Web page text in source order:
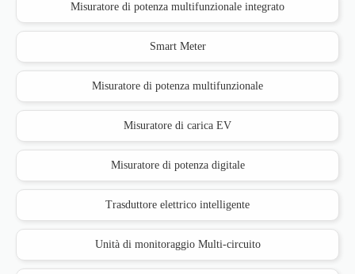
Misuratore di potenza multifunzionale integrato
Smart Meter
Misuratore di potenza multifunzionale
Misuratore di carica EV
Misuratore di potenza digitale
Trasduttore elettrico intelligente
Unità di monitoraggio Multi-circuito